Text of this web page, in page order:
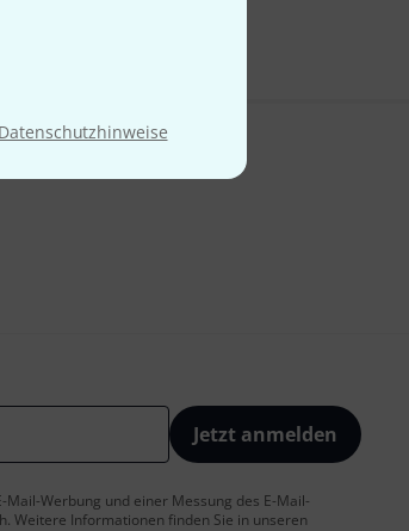
Datenschutzhinweise
Jetzt anmelden
Mail-Werbung und einer Messung des E-Mail-
Weitere Informationen finden Sie in unseren